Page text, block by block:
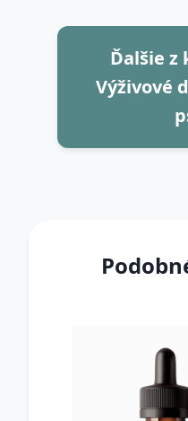
Ďalšie z
Výživové